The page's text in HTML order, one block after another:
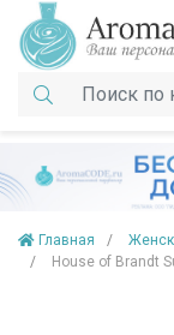
Главная
House of Brandt